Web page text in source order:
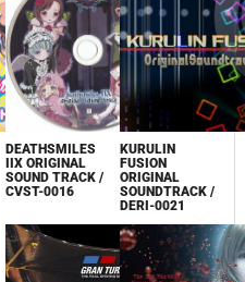
DEATHSMILES
IIX ORIGINAL
SOUND TRACK /
CVST-0016
KURULIN
FUSION
ORIGINAL
SOUNDTRACK /
DERI-0021